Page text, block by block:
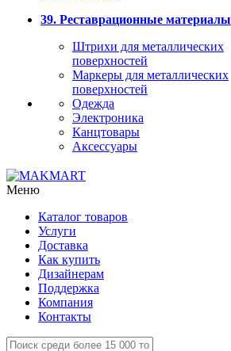
39. Реставрационные материалы
Штрихи для металлических
поверхностей
Маркеры для металлических
поверхностей
Одежда
Электроника
Канцтовары
Аксессуары
Меню
Каталог товаров
Услуги
Доставка
Как купить
Дизайнерам
Поддержка
Компания
Контакты